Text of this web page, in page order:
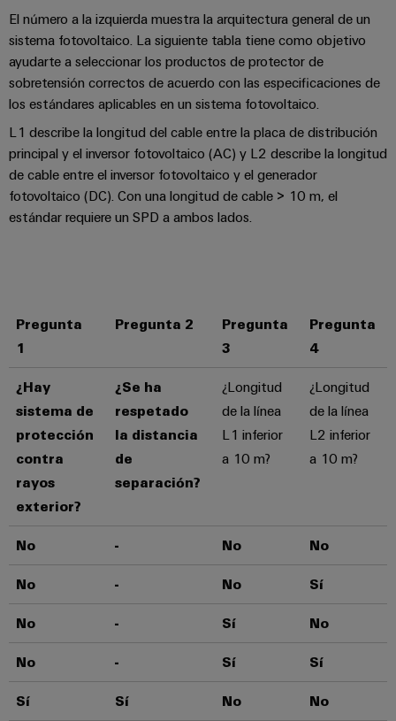
El número a la izquierda muestra la arquitectura general de un
sistema fotovoltaico. La siguiente tabla tiene como objetivo
ayudarte a seleccionar los productos de protector de
sobretensión correctos de acuerdo con las especificaciones de
los estándares aplicables en un sistema fotovoltaico.
L1 describe la longitud del cable entre la placa de distribución
principal y el inversor fotovoltaico (AC) y L2 describe la longitud
de cable entre el inversor fotovoltaico y el generador
fotovoltaico (DC). Con una longitud de cable > 10 m, el
estándar requiere un SPD a ambos lados.
Pregunta
1
Pregunta 2
Pregunta
3
Pregunta
4
¿Hay
sistema de
protección
contra
rayos
exterior?
¿Se ha
respetado
la distancia
de
separación?
¿Longitud
de la línea
L1 inferior
a 10 m?
¿Longitud
de la línea
L2 inferior
a 10 m?
No - No No
No - No Sí
No - Sí No
No - Sí Sí
Sí Sí No No